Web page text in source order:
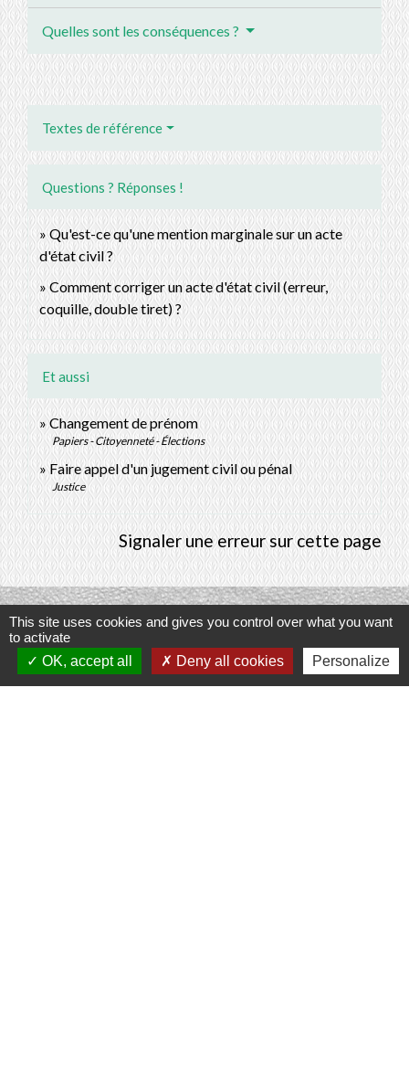
Quelles sont les conséquences ?
Textes de référence
Questions ? Réponses !
Qu'est-ce qu'une mention marginale sur un acte
d'état civil ?
Comment corriger un acte d'état civil (erreur,
coquille, double tiret) ?
Et aussi
Changement de prénom
Papiers - Citoyenneté - Élections
Faire appel d'un jugement civil ou pénal
Justice
Signaler une erreur sur cette page
Contacts
Commune de Prunay-Cassereau
This site uses cookies and gives you control over what you want
to activate
OK, accept all
Deny all cookies Personalize